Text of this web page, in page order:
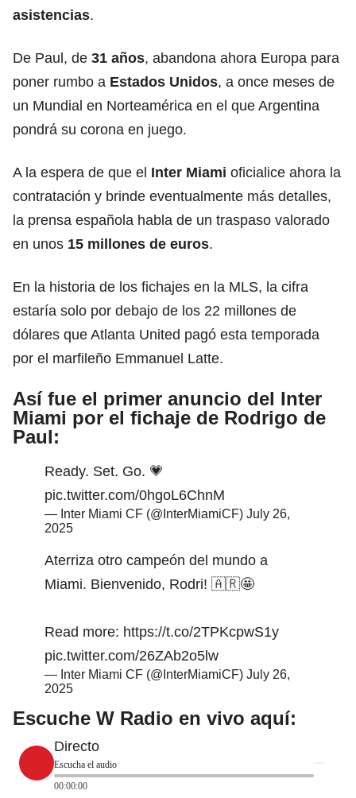
asistencias.
De Paul, de 31 años, abandona ahora Europa para
poner rumbo a Estados Unidos, a once meses de
un Mundial en Norteamérica en el que Argentina
pondrá su corona en juego.
A la espera de que el Inter Miami oficialice ahora la
contratación y brinde eventualmente más detalles,
la prensa española habla de un traspaso valorado
en unos 15 millones de euros.
En la historia de los fichajes en la MLS, la cifra
estaría solo por debajo de los 22 millones de
dólares que Atlanta United pagó esta temporada
por el marfileño Emmanuel Latte.
Así fue el primer anuncio del Inter
Miami por el fichaje de Rodrigo de
Paul:
Ready. Set. Go. 💗
pic.twitter.com/0hgoL6ChnM
— Inter Miami CF (@InterMiamiCF) July 26,
2025
Aterriza otro campeón del mundo a
Miami. Bienvenido, Rodri! 🇦🇷🤩
Read more: https://t.co/2TPKcpwS1y
pic.twitter.com/26ZAb2o5lw
— Inter Miami CF (@InterMiamiCF) July 26,
2025
Escuche W Radio en vivo aquí:
Directo
Escucha el audio
00:00:00